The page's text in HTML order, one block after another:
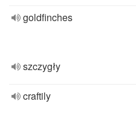
goldfinches
szczygły
craftily